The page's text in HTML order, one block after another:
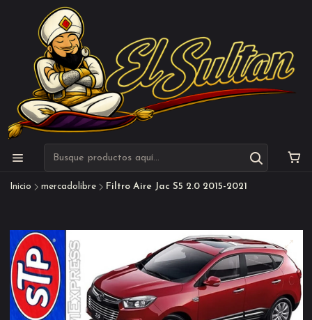
Inicio mercadolibre Filtro Aire Jac S5 2.0 2015-2021